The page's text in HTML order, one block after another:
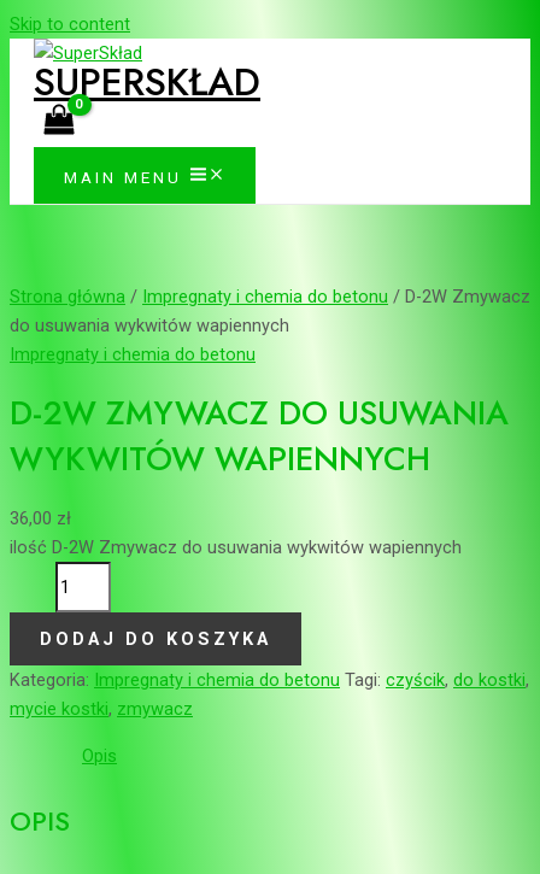
Skip to content
SUPERSKŁAD
MAIN MENU
Strona główna / Impregnaty i chemia do betonu / D-2W Zmywacz
do usuwania wykwitów wapiennych
Impregnaty i chemia do betonu
D-2W ZMYWACZ DO USUWANIA
WYKWITÓW WAPIENNYCH
36,00 zł
ilość D-2W Zmywacz do usuwania wykwitów wapiennych
DODAJ DO KOSZYKA
Kategoria: Impregnaty i chemia do betonu Tagi: czyścik, do kostki,
mycie kostki, zmywacz
Opis
OPIS